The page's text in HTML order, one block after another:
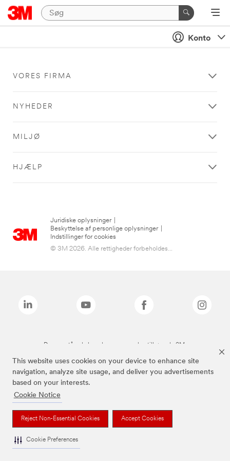
This website uses cookies on your device to enhance site
navigation, analyze site usage, and deliver you advertisements
based on your interests.
Cookie Notice
Reject Non-Essential Cookies Accept Cookies
Cookie Preferences
Konto
VORES FIRMA
NYHEDER
MILJØ
HJÆLP
Juridiske oplysninger
Beskyttelse af personlige oplysninger
Indstillinger for cookies
© 3M 2026. Alle rettigheder forbeholdes...
De ovenstående brands er varemærker tilhørende 3M.